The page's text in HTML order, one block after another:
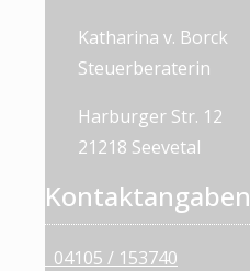
Katharina v. Borck
Steuerberaterin
Harburger Str. 12
21218 Seevetal
Kontaktangaben
04105 / 153740